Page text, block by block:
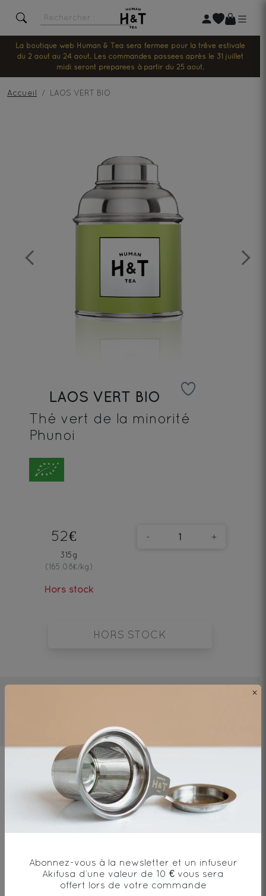
La boutique web Human & Tea sera fermée pour la trêve estivale
du 2 août au 24 août. Les commandes passées après le 31 juillet
midi seront préparées à partir du 25 août.
Accueil LAOS VERT BIO
Previous Next
LAOS VERT BIO
Thé vert de la minorité
Phunoi
52€
315g
(165.08€/kg)
Hors stock
- +
HORS STOCK
75°C
Ingrédients
Thé vert* - Origine Laos
* produit issu de l'agriculture biologique
×
Abonnez-vous à la newsletter et un infuseur
Akifusa d’une valeur de 10 € vous sera
offert lors de votre commande